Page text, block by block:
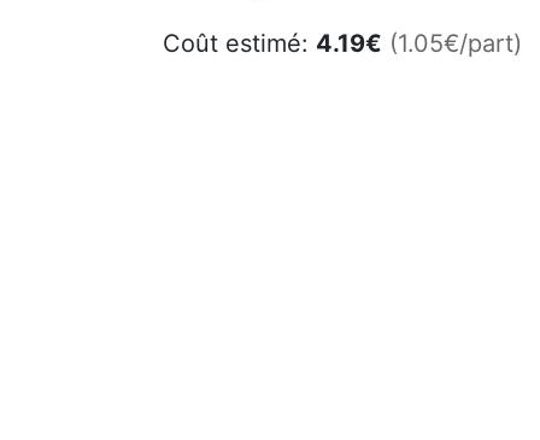
Coût estimé: 4.19€ (1.05€/part)